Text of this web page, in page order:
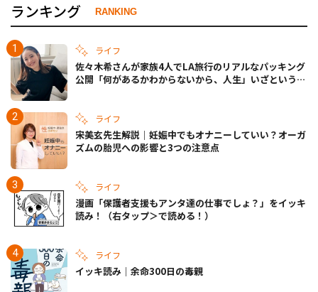
ランキング RANKING
ライフ
佐々木希さんが家族4人でLA旅行のリアルなパッキング
公開「何があるかわからないから、人生」いざというと
ライフ
宋美玄先生解説｜妊娠中でもオナニーしていい？オーガ
ズムの胎児への影響と3つの注意点
ライフ
漫画「保護者支援もアンタ達の仕事でしょ？」をイッキ
読み！（右タップ＞で読める！）
ライフ
イッキ読み｜余命300日の毒親